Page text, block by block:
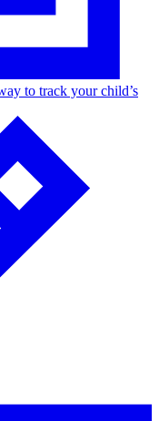
to track your child’s